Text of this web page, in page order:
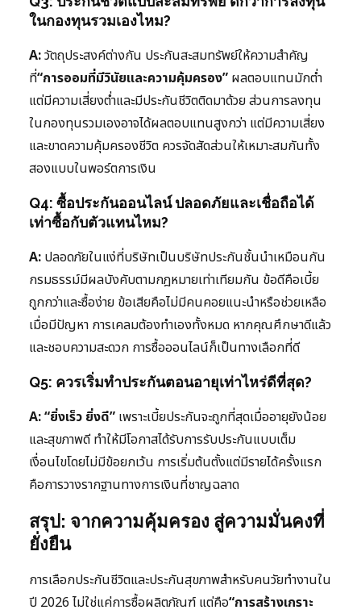
ในกองทุนรวมเองไหม?
A:วัตถุประสงค์ต่างกัน ประกันสะสมทรัพย์ให้ความสำคัญ
ที่“การออมที่มีวินัยและความคุ้มครอง” ผลตอบแทนมักต่ำ
แต่มีความเสี่ยงต่ำและมีประกันชีวิตติดมาด้วย ส่วนการลงทุน
ในกองทุนรวมเองอาจได้ผลตอบแทนสูงกว่า แต่มีความเสี่ยง
และขาดความคุ้มครองชีวิต ควรจัดสัดส่วนให้เหมาะสมกันทั้ง
สองแบบในพอร์ตการเงิน
Q4: ซื้อประกันออนไลน์ ปลอดภัยและเชื่อถือได้
เท่าซื้อกับตัวแทนไหม?
A: ปลอดภัยในแง่ที่บริษัทเป็นบริษัทประกันชั้นนำเหมือนกัน
กรมธรรม์มีผลบังคับตามกฎหมายเท่าเทียมกัน ข้อดีคือเบี้ย
ถูกกว่าและซื้อง่าย ข้อเสียคือไม่มีคนคอยแนะนำหรือช่วยเหลือ
เมื่อมีปัญหา การเคลมต้องทำเองทั้งหมด หากคุณศึกษาดีแล้ว
และชอบความสะดวก การซื้อออนไลน์ก็เป็นทางเลือกที่ดี
Q5: ควรเริ่มทำประกันตอนอายุเท่าไหร่ดีที่สุด?
A:“ยิ่งเร็ว ยิ่งดี” เพราะเบี้ยประกันจะถูกที่สุดเมื่ออายุยังน้อย
และสุขภาพดี ทำให้มีโอกาสได้รับการรับประกันแบบเต็ม
เงื่อนไขโดยไม่มีข้อยกเว้น การเริ่มต้นตั้งแต่มีรายได้ครั้งแรก
คือการวางรากฐานทางการเงินที่ชาญฉลาด
สรุป: จากความคุ้มครอง สู่ความมั่นคงที่
ยั่งยืน
การเลือกประกันชีวิตและประกันสุขภาพสำหรับคนวัยทำงานใน
ปี 2026 ไม่ใช่แค่การซื้อผลิตภัณฑ์ แต่คือ“การสร้างเกราะ